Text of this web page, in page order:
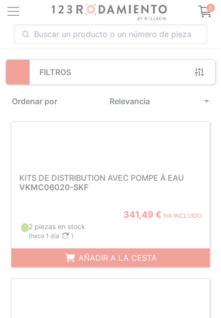
0
FILTROS
Ordenar por Relevancia
Loading...
KITS DE DISTRIBUTION AVEC POMPE À EAU
VKMC06020-SKF
341,49 € IVA INCLUIDO
2 piezas en stock
(hace 1 día )
AÑADIR A LA CESTA